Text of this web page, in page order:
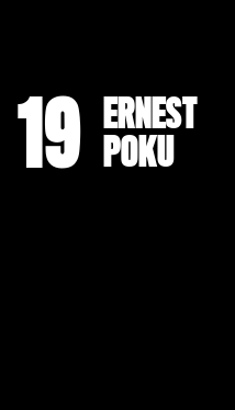
19
ERNEST
POKU